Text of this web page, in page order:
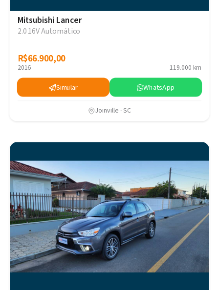
Mitsubishi Lancer
2.0 16V Automático
R$66.900,00
R$66.900,00
2016 119.000 km
Simular WhatsApp
Joinville - SC